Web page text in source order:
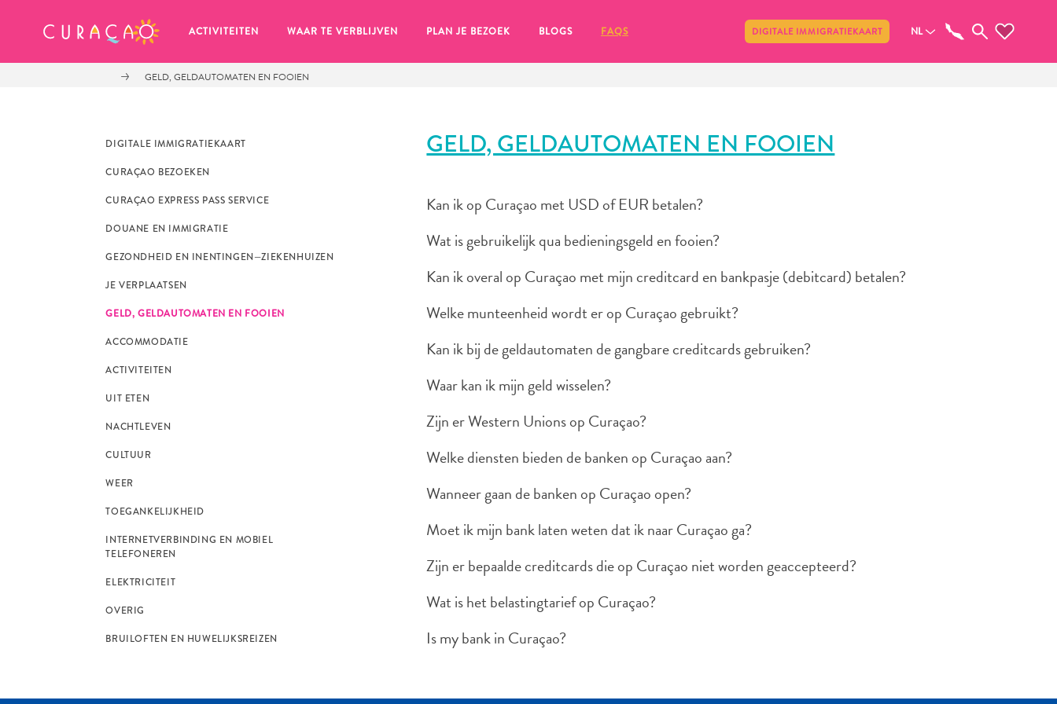
ACTIVITEITEN WAAR TE VERBLIJVEN PLAN JE BEZOEK BLOGS FAQS DIGITALE IMMIGRATIEKAART NL
GELD, GELDAUTOMATEN EN FOOIEN
DIGITALE IMMIGRATIEKAART
CURAÇAO BEZOEKEN
CURAÇAO EXPRESS PASS SERVICE
DOUANE EN IMMIGRATIE
GEZONDHEID EN INENTINGEN—ZIEKENHUIZEN
JE VERPLAATSEN
GELD, GELDAUTOMATEN EN FOOIEN
ACCOMMODATIE
ACTIVITEITEN
UIT ETEN
NACHTLEVEN
CULTUUR
WEER
TOEGANKELIJKHEID
INTERNETVERBINDING EN MOBIEL
TELEFONEREN
ELEKTRICITEIT
OVERIG
BRUILOFTEN EN HUWELIJKSREIZEN
GELD, GELDAUTOMATEN EN FOOIEN
Kan ik op Curaçao met USD of EUR betalen?
Wat is gebruikelijk qua bedieningsgeld en fooien?
Kan ik overal op Curaçao met mijn creditcard en bankpasje (debitcard) betalen?
Welke munteenheid wordt er op Curaçao gebruikt?
Kan ik bij de geldautomaten de gangbare creditcards gebruiken?
Waar kan ik mijn geld wisselen?
Zijn er Western Unions op Curaçao?
Welke diensten bieden de banken op Curaçao aan?
Wanneer gaan de banken op Curaçao open?
Moet ik mijn bank laten weten dat ik naar Curaçao ga?
Zijn er bepaalde creditcards die op Curaçao niet worden geaccepteerd?
Wat is het belastingtarief op Curaçao?
Is my bank in Curaçao?
MIJN FAVORIETEN Delen
Zo te zien heb je nog geen
Wanneer je iets op wil slaan om later nog eens te bekijken, klik op het